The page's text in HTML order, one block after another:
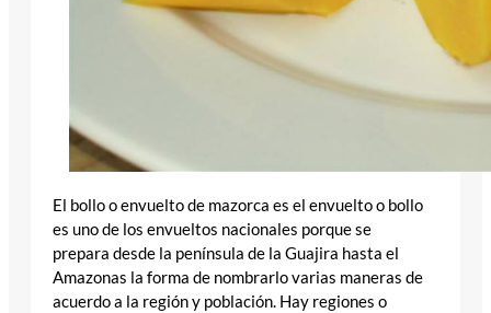
El bollo o envuelto de mazorca es el envuelto o bollo
es uno de los envueltos nacionales porque se
prepara desde la península de la Guajira hasta el
Amazonas la forma de nombrarlo varias maneras de
acuerdo a la región y población. Hay regiones o